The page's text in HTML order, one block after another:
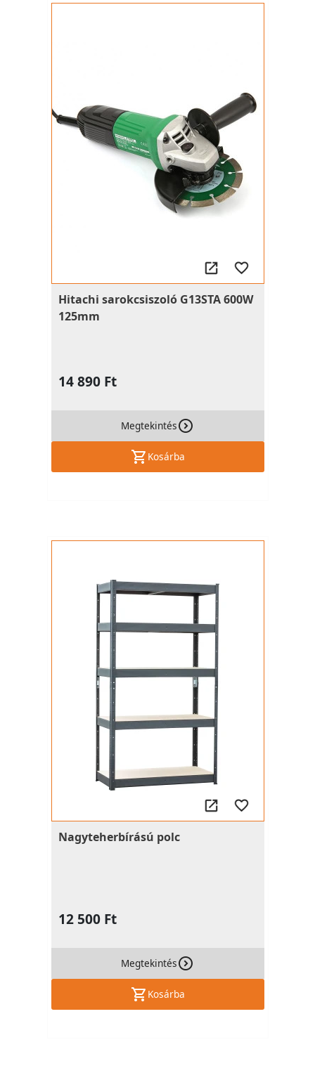
Hitachi sarokcsiszoló G13STA 600W
125mm
14 890 Ft
Megtekintés
Kosárba
Nagyteherbírású polc
12 500 Ft
Megtekintés
Kosárba